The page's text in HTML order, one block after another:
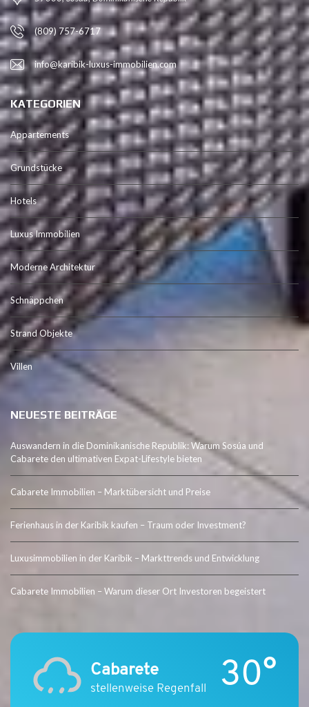
(809) 757-6717
info@karibik-luxus-immobilien.com
KATEGORIEN
Appartements
Grundstücke
Hotels
Luxus Immobilien
Moderne Architektur
Schnäppchen
Strand Objekte
Villen
NEUESTE BEITRÄGE
Auswandern in die Dominikanische Republik: Warum Sosúa und
Cabarete den ultimativen Expat-Lifestyle bieten
Cabarete Immobilien – Marktübersicht und Preise
Ferienhaus in der Karibik kaufen – Traum oder Investment?
Luxusimmobilien in der Karibik – Markttrends und Entwicklung
Cabarete Immobilien – Warum dieser Ort Investoren begeistert
Cabarete
stellenweise Regenfall 30°